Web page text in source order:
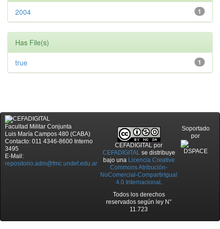
1
2004
Has File(s)
1
true
Facultad Militar Conjunta
Luis María Campos 480 (CABA)
Contacto: 011 4346-8600 Interno
3495
E-Mail:
repositorio.adm@fmc.undef.edu.ar
CEFADIGITAL por
CEFADIGITALse distribuye
bajo una Licencia Creative
Commons Atribución-
NoComercial-CompartirIgual
4.0 Internacional .
Todos los derechos
reservados según ley N°
11.723
Soportado
por